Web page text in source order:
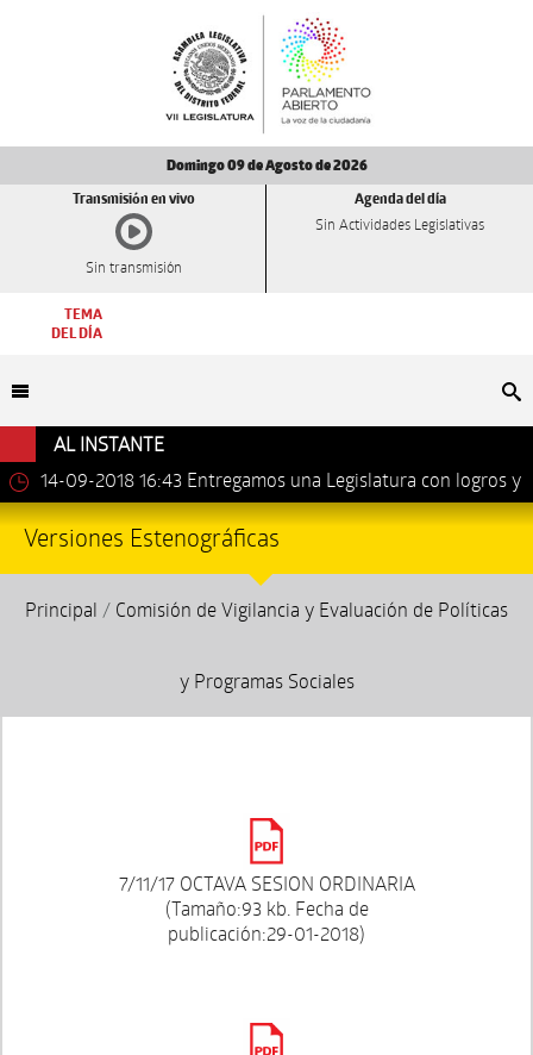
Domingo 09 de Agosto de 2026
Transmisión en vivo
Sin transmisión
Agenda del día
Sin Actividades Legislativas
TEMA
DEL DÍA
AL INSTANTE
14-09-2018 16:43 Entregamos una Legislatura con logros y
avances importantes: Dip. Leonel Luna Estrada.
Versiones Estenográficas
Principal / Comisión de Vigilancia y Evaluación de Políticas
y Programas Sociales
7/11/17 OCTAVA SESION ORDINARIA
(Tamaño:93 kb. Fecha de
publicación:29-01-2018)